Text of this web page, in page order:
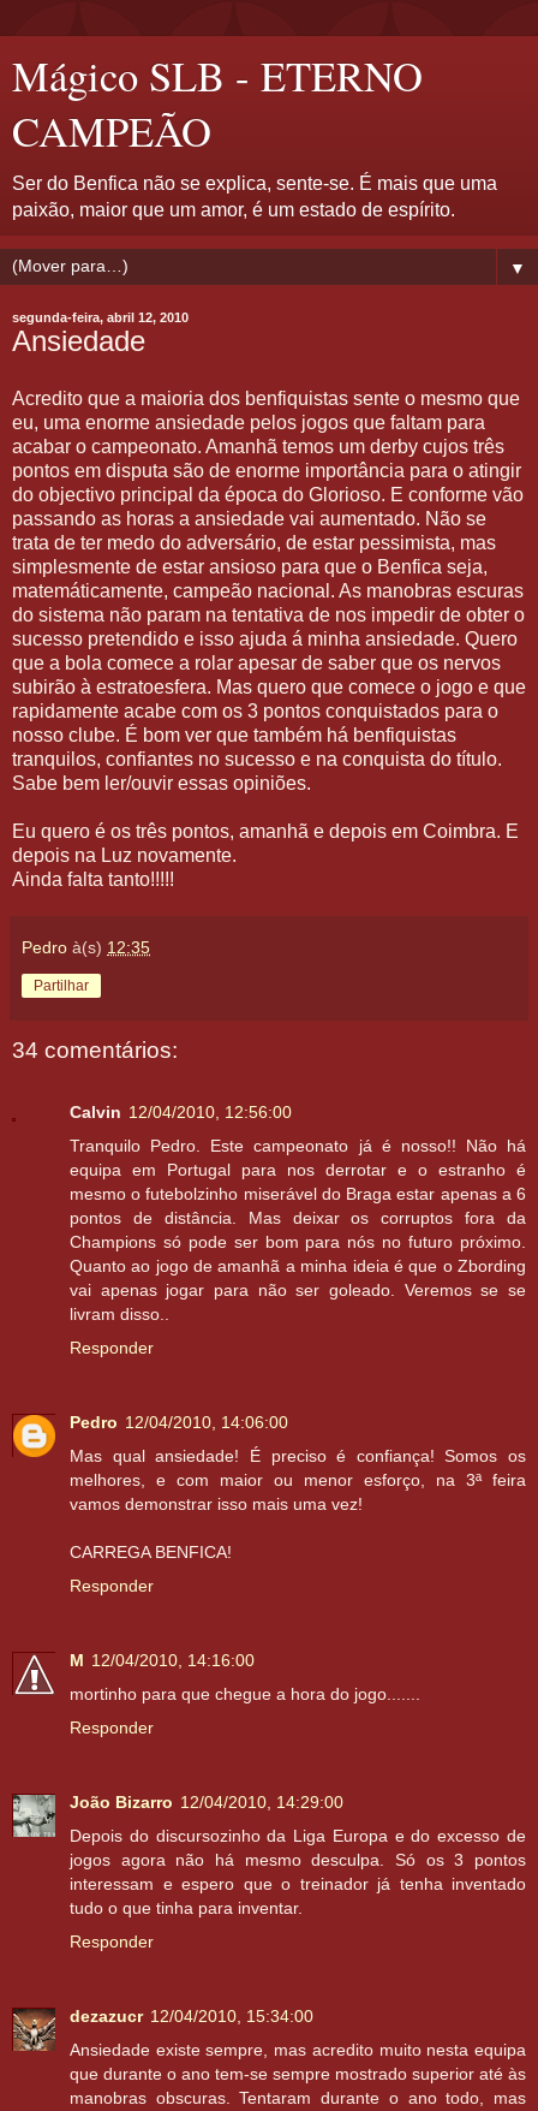
Mágico SLB - ETERNO
CAMPEÃO
Ser do Benfica não se explica, sente-se. É mais que uma
paixão, maior que um amor, é um estado de espírito.
▼
segunda-feira, abril 12, 2010
Ansiedade
Acredito que a maioria dos benfiquistas sente o mesmo que
eu, uma enorme ansiedade pelos jogos que faltam para
acabar o campeonato. Amanhã temos um derby cujos três
pontos em disputa são de enorme importância para o atingir
do objectivo principal da época do Glorioso. E conforme vão
passando as horas a ansiedade vai aumentado. Não se
trata de ter medo do adversário, de estar pessimista, mas
simplesmente de estar ansioso para que o Benfica seja,
matemáticamente, campeão nacional. As manobras escuras
do sistema não param na tentativa de nos impedir de obter o
sucesso pretendido e isso ajuda á minha ansiedade. Quero
que a bola comece a rolar apesar de saber que os nervos
subirão à estratoesfera. Mas quero que comece o jogo e que
rapidamente acabe com os 3 pontos conquistados para o
nosso clube. É bom ver que também há benfiquistas
tranquilos, confiantes no sucesso e na conquista do título.
Sabe bem ler/ouvir essas opiniões.
Eu quero é os três pontos, amanhã e depois em Coimbra. E
depois na Luz novamente.
Ainda falta tanto!!!!!
Pedro à(s) 12:35
Partilhar
34 comentários:
Calvin 12/04/2010, 12:56:00
Tranquilo Pedro. Este campeonato já é nosso!! Não há
equipa em Portugal para nos derrotar e o estranho é
mesmo o futebolzinho miserável do Braga estar apenas a 6
pontos de distância. Mas deixar os corruptos fora da
Champions só pode ser bom para nós no futuro próximo.
Quanto ao jogo de amanhã a minha ideia é que o Zbording
vai apenas jogar para não ser goleado. Veremos se se
livram disso..
Responder
Pedro 12/04/2010, 14:06:00
Mas qual ansiedade! É preciso é confiança! Somos os
melhores, e com maior ou menor esforço, na 3ª feira
vamos demonstrar isso mais uma vez!
CARREGA BENFICA!
Responder
M 12/04/2010, 14:16:00
mortinho para que chegue a hora do jogo.......
Responder
João Bizarro 12/04/2010, 14:29:00
Depois do discursozinho da Liga Europa e do excesso de
jogos agora não há mesmo desculpa. Só os 3 pontos
interessam e espero que o treinador já tenha inventado
tudo o que tinha para inventar.
Responder
dezazucr 12/04/2010, 15:34:00
Ansiedade existe sempre, mas acredito muito nesta equipa
que durante o ano tem-se sempre mostrado superior até às
manobras obscuras. Tentaram durante o ano todo, mas